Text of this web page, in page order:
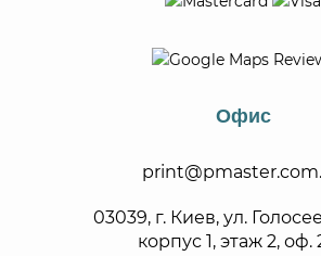
Офис
03039, г. Киев, ул.
корпус 1, этаж 2, оф.